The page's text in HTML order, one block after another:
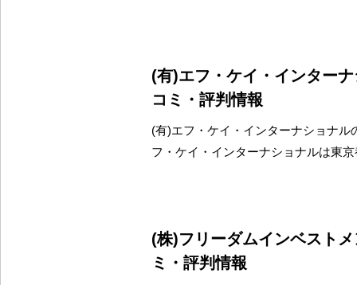
(有)エフ・ケイ・インター
コミ・評判情報
(有)エフ・ケイ・インターナショナル
フ・ケイ・インターナショナルは東
(株)フリーダムインベスト
ミ・評判情報